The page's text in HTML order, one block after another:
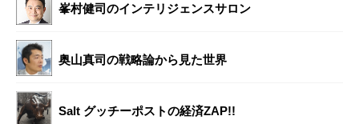
峯村健司のインテリジェンスサロン
奥山真司の戦略論から見た世界
Salt グッチーポストの経済ZAP!!